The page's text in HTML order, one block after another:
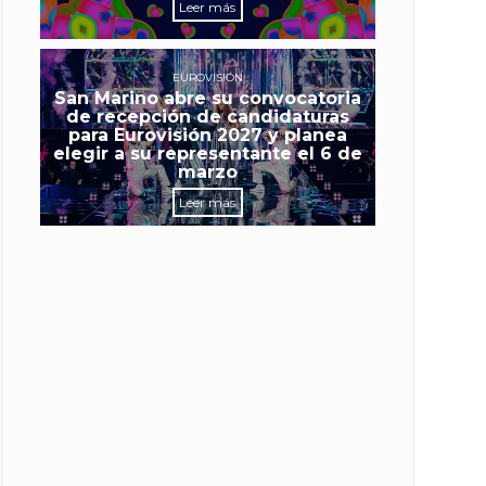
Leer más
EUROVISIÓN
San Marino abre su convocatoria
de recepción de candidaturas
para Eurovisión 2027 y planea
elegir a su representante el 6 de
marzo
Leer más